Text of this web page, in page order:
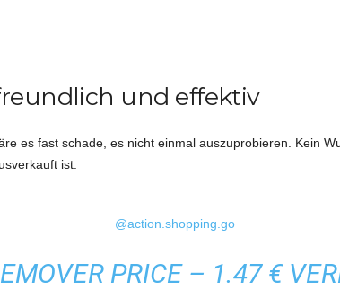
und effektiv
es fast schade, es nicht einmal auszuprobieren. Kein
ist.
@action.shopping.go
PRICE – 1.47 €